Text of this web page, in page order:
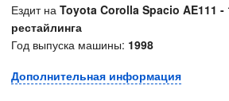
Ездит на Toyota Corolla Spacio AE111 -
рестайлинга
Год выпуска машины: 1998
Дополнительная информация